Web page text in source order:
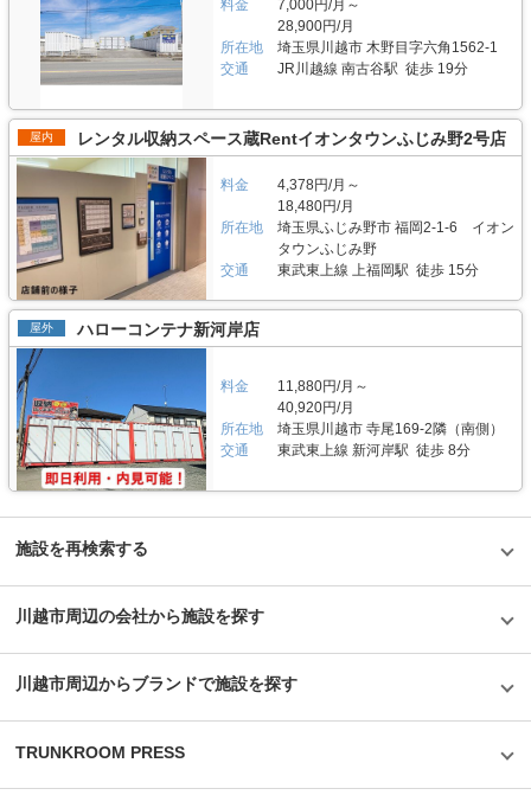
料金
7,000円/月～
28,900円/月
所在地
埼玉県川越市 木野目字六角1562-1
交通
JR川越線 南古谷駅 徒歩 19分
屋内 レンタル収納スペース蔵Rentイオンタウンふじみ野2号店
料金
4,378円/月～
18,480円/月
所在地
埼玉県ふじみ野市 福岡2-1-6 イオン
タウンふじみ野
交通
東武東上線 上福岡駅 徒歩 15分
屋外 ハローコンテナ新河岸店
料金
11,880円/月～
40,920円/月
所在地
埼玉県川越市 寺尾169-2隣（南側）
交通
東武東上線 新河岸駅 徒歩 8分
施設を再検索する
川越市周辺の会社から施設を探す
川越市周辺からブランドで施設を探す
TRUNKROOM PRESS